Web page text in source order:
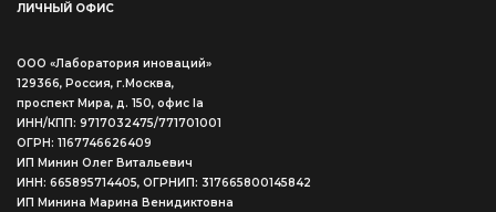
ЛИЧНЫЙ ОФИС
ООО «Лаборатория иноваций»
129366, Россия, г.Москва,
проспект Мира, д. 150, офис Ia
ИНН/КПП: 9717032475/771701001
ОГРН: 1167746626409
ИП Минин Олег Витальевич
ИНН: 665895714405, ОГРНИП: 317665800145842
ИП Минина Марина Венидиктовна